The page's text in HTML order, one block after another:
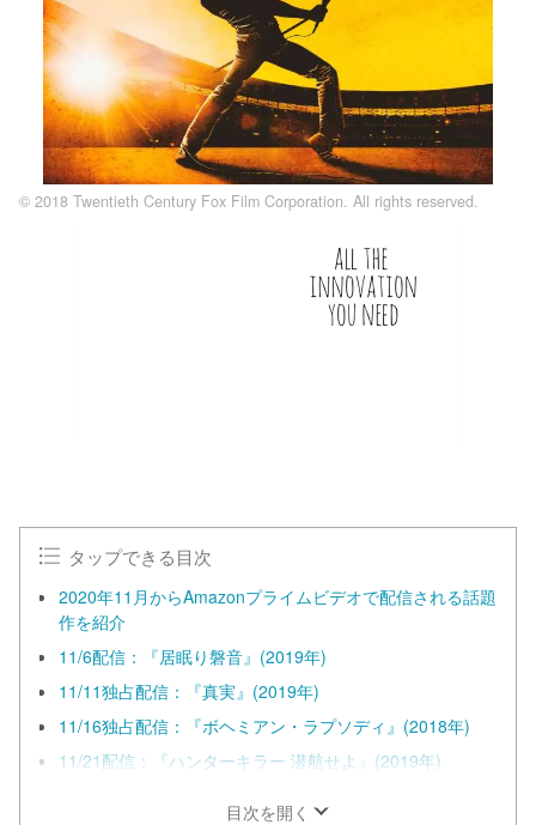
© 2018 Twentieth Century Fox Film Corporation. All rights reserved.
タップできる目次
2020年11月からAmazonプライムビデオで配信される話題
作を紹介
11/6配信：『居眠り磐音』(2019年)
11/11独占配信：『真実』(2019年)
11/16独占配信：『ボヘミアン・ラプソディ』(2018年)
11/21配信：『ハンターキラー 潜航せよ』(2019年)
目次を開く